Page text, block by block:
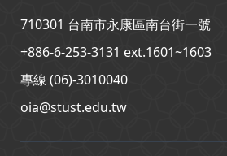
710301 台南市永康區南台街一號
+886-6-253-3131 ext.1601~1603
專線 (06)-3010040
oia@stust.edu.tw